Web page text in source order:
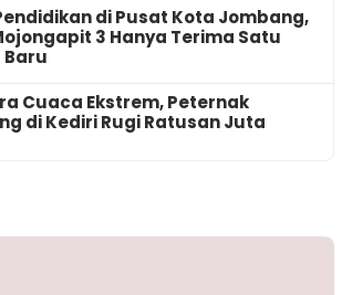
di Pusat Kota Jombang,
3 Hanya Terima Satu
Baru
Cuaca Ekstrem, Peternak
di Kediri Rugi Ratusan Juta